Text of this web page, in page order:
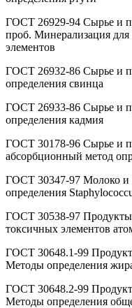
ГОСТ 26929-94 Сырье и
проб. Минерализация
элементов
ГОСТ 26932-86 Сырье и
определения свинца
ГОСТ 26933-86 Сырье и
определения кадмия
ГОСТ 30178-96 Сырье и
абсорбционный метод
ГОСТ 30347-97 Молоко
определения
ГОСТ 30538-97
токсичных элементов
ГОСТ 30648.1-99
Методы определения
ГОСТ 30648.2-99
Методы определения